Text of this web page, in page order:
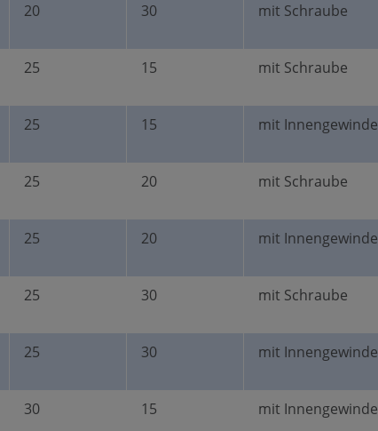
20 30 mit Schraube
25 15 mit Schraube
25 15 mit Innengewinde
25 20 mit Schraube
25 20 mit Innengewinde
25 30 mit Schraube
25 30 mit Innengewinde
30 15 mit Innengewinde